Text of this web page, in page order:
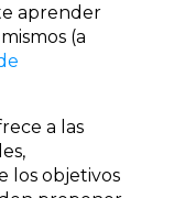
aprender
(a
a las
los objetivos